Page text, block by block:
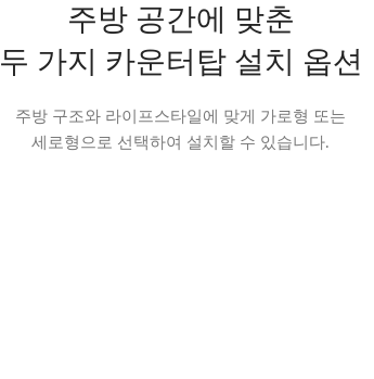
주방 공간에 맞춘
두 가지 카운터탑 설치 옵션
주방 구조와 라이프스타일에 맞게 가로형 또는
세로형으로 선택하여 설치할 수 있습니다.